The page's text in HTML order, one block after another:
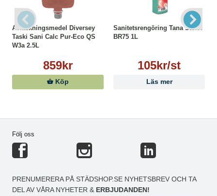
Avkalkningsmedel Diversey
Taski Sani Calc Pur-Eco QS
W3a 2.5L
859kr
Köp
Sanitetsrengöring Tana Sanet
BR75 1L
105kr/st
Läs mer
Följ oss
PRENUMERERA PÅ STÄDSHOP.SE NYHETSBREV OCH TA
DEL AV VÅRA NYHETER & ERBJUDANDEN!